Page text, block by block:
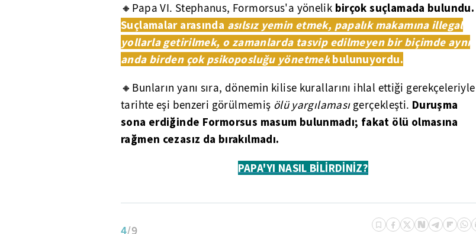
🔸Papa VI. Stephanus, Formorsus'a yönelik birçok suçlamada bulundu.
Suçlamalar arasında asılsız yemin etmek, papalık makamına illegal
yollarla getirilmek, o zamanlarda tasvip edilmeyen bir biçimde aynı
anda birden çok psikoposluğu yönetmek bulunuyordu.
🔸Bunların yanı sıra, dönemin kilise kurallarını ihlal ettiği gerekçeleriyle
tarihte eşi benzeri görülmemiş ölü yargılamasıgerçekleşti. Duruşma
sona erdiğinde Formorsus masum bulunmadı; fakat ölü olmasına
rağmen cezasız da bırakılmadı.
PAPA'YI NASIL BİLİRDİNİZ?
4/9